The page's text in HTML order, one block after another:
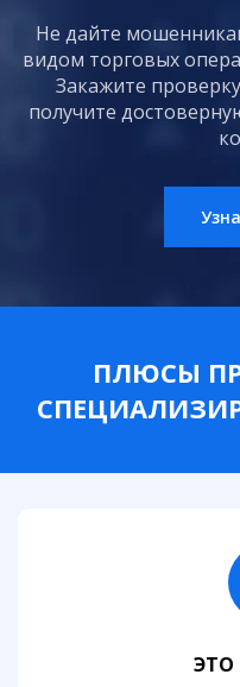
Не дайте
видом торговых
Закажите
получите
ПЛЮСЫ